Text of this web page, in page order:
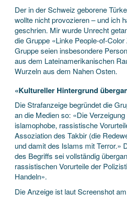
Der in der Schweiz geborene
wollte nicht provozieren – und ich
geschrien. Mir wurde Unrecht
die Gruppe «Linke People-of-
Gruppe seien insbesondere
aus dem Lateinamerikanischen
Wurzeln aus dem Nahen Osten.
«Kultureller Hintergrund
Die Strafanzeige begründet die
an die Medien so: «Die
islamophobe, rassistische
Assoziation des Takbir (die
und damit des Islams mit Terror.»
des Begriffs sei vollständig
rassistischen Vorurteile der
Handeln».
Die Anzeige ist laut Screenshot